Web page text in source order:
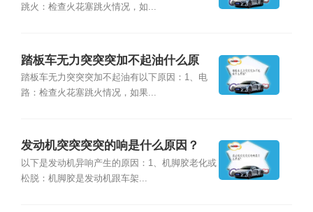
跳火：检查火花塞跳火情况，如...
踏板车无力突突突加不起油什么原
因？
踏板车无力突突突加不起油有以下原因：1、电
路：检查火花塞跳火情况，如果...
发动机突突突突的响是什么原因？
以下是发动机异响产生的原因：1、机脚胶老化或
松脱：机脚胶是发动机跟车架...